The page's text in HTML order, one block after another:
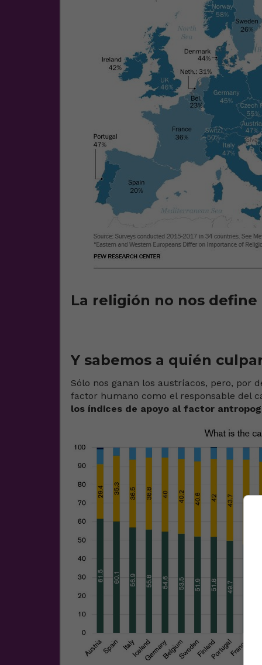
La religión no nos define
Y sabemos a quién
Sólo nos ganan los austríacos, pero, por
factor humano como el responsable del
los índices de apoyo al factor